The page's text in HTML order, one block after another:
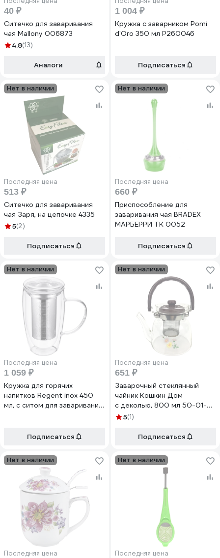
40 ₽
Ситечко для заваривания
чая Mallony 006873
4.8(13)
Аналоги
1 004 ₽
Кружка с заварником Pomi
d'Oro 350 мл P260046
Подписаться
Нет в наличии
Последняя цена
513 ₽
Ситечко для заваривания
чая Заря, на цепочке 4335
5(2)
Подписаться
Нет в наличии
Последняя цена
660 ₽
Приспособление для
заваривания чая BRADEX
МАРБЕРРИ TK 0052
Подписаться
Нет в наличии
Последняя цена
1 059 ₽
Кружка для горячих
напитков Regent inox 450
мл, с ситом для заваривания
Подписаться
Нет в наличии
Последняя цена
651 ₽
Заварочный стеклянный
чайник Кошкин Дом
с деколью, 800 мл 50-01-
080
5(1)
Подписаться
Нет в наличии
Последняя цена
Нет в наличии
Последняя цена